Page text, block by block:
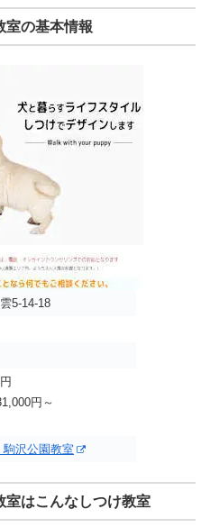
室の基本情報
5-14-18
円～
沢公園教室
室はこんなしつけ教室